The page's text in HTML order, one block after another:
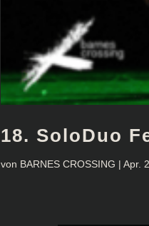
18. SoloDuo
von BARNES CROSSING |Apr.